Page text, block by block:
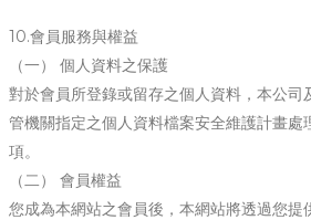
10.會員服務與權益
（一） 個人資料之保護
對於會員所登錄或留存之個人資料，本公
管機關指定之個人資料檔案安全維護計畫
項。
（二） 會員權益
您成為本網站之會員後，本網站將透過您提